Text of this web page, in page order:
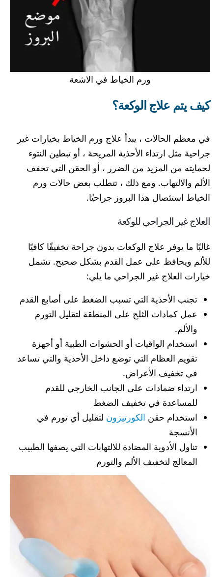
ورم الخياط في الاشعة
كيف يتم علاج الوكعة؟
في معظم الحالات ، يبدأ علاج ورم الخياط بخيارات غير
جراحية مثل ارتداء الأحذية المريحة ، أو تبطين النتوء
لحمايته من المزيد من الضرر ، أو الحقن التي تخفف
الألم والالتهاب. ومع ذلك ، تتطلب بعض حالات ورم
الخياط استئصال هذا البروز جراحيًا.
العلاج غير الجراحي للوكعة
غالبًا ما يوفر علاج الوكعات بدون جراحة تخفيفًا كافيًا
للألم ويحافظ على عمل القدم بشكل صحيح. تشمل
خيارات العلاج غير الجراحي ما يلي:
تجنب الأحذية التي تسبب الضغط على أصابع القدم
عمل كمادات الثلج على المنطقة لتقليل التورم
والألم.
استخدام الواقيات أو الحشوات الطبية أو أجهزة
تقويم العظام التي توضع داخل الأحذية والتي تساعد
في تخفيف الأعراض.
ارتداء ضمادات على الجانب الخارجي للقدم
للمساعدة في تخفيف الضغط
استخدام حقن الكورتيزون لتقليل أي تورم في
الأنسجة
تناول الأدوية المضادة للالتهابات التي يصفها الطبيب
المعالج لتخفيف الألم والتورم